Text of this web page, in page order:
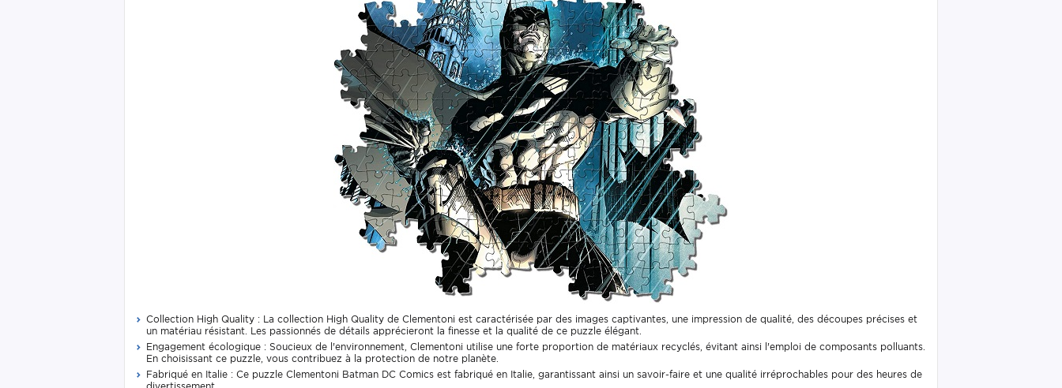
Collection High Quality : La collection High Quality de Clementoni est caractérisée par des images captivantes, une impression de qualité, des découpes précises et
un matériau résistant. Les passionnés de détails apprécieront la finesse et la qualité de ce puzzle élégant.
Engagement écologique : Soucieux de l'environnement, Clementoni utilise une forte proportion de matériaux recyclés, évitant ainsi l'emploi de composants polluants.
En choisissant ce puzzle, vous contribuez à la protection de notre planète.
Fabriqué en Italie : Ce puzzle Clementoni Batman DC Comics est fabriqué en Italie, garantissant ainsi un savoir-faire et une qualité irréprochables pour des heures de